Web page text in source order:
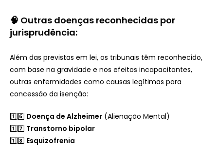
🧠 Outras doenças reconhecidas por
jurisprudência:
Além das previstas em lei, os tribunais têm reconhecido,
com base na gravidade e nos efeitos incapacitantes,
outras enfermidades como causas legítimas para
concessão da isenção:
1️⃣6️⃣ Doença de Alzheimer (Alienação Mental)
1️⃣7️⃣ Transtorno bipolar
1️⃣8️⃣ Esquizofrenia